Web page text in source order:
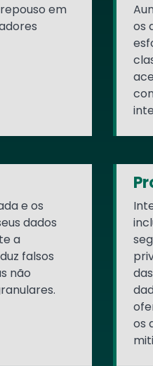
em
os
e os
dados
a
falsos
não
os